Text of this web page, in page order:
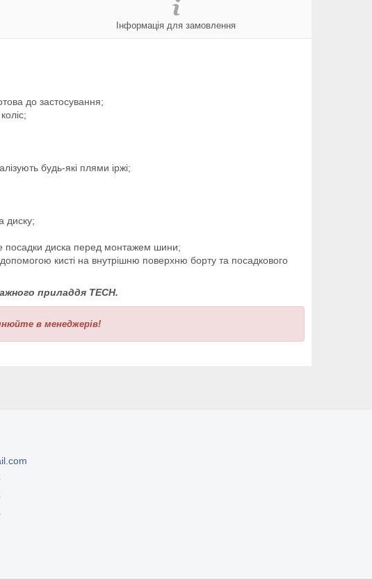
Інформація для замовлення
до застосування;
будь-які плями іржі;
диску;
посадки диска перед монтажем шини;
кисті на внутрішню поверхню борту та посадкового
приладдя TECH.
в менеджерів!